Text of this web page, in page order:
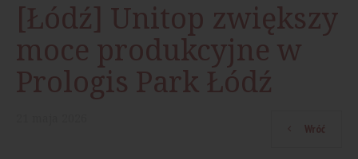
[Łódź] Unitop zwiększy
moce produkcyjne w
Prologis Park Łódź
Wróć